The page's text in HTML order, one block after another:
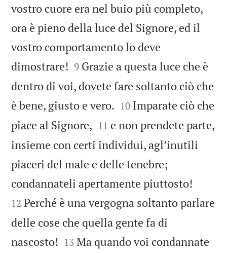
vostro cuore era nel buio più completo,
ora è pieno della luce del Signore, ed il
vostro comportamento lo deve
dimostrare! 

9 Grazie a questa luce che è
dentro di voi, dovete fare soltanto ciò che
è bene, giusto e vero. 

10 Imparate ciò che
piace al Signore, 

11 e non prendete parte,
insieme con certi individui, aglʼinutili
piaceri del male e delle tenebre;
condannateli apertamente piuttosto!
12 Perché è una vergogna soltanto parlare
delle cose che quella gente fa di
nascosto! 

13 Ma quando voi condannate